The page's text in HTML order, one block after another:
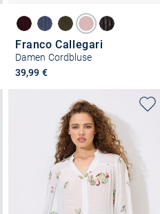
Franco Callegari
Damen Cordbluse
39,99 €